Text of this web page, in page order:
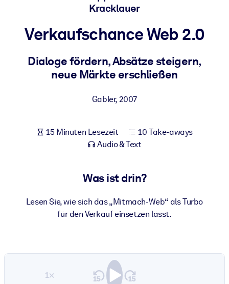
Gesundheit & Wohlbefinden
NACH SYSTEM
Für LMS/LXP
bessere Lernergebnisse.
Bereichern Sie Ihre Unternehmensbibliothek mit
vertrauenswürdigem, praxisnahem Business-Wissen.
Nutzen Sie verlässliches, strukturiertes Wissen, um die Ergebnisse
Kracklauer
Verkaufschance Web 2.0
Dialoge fördern, Absätze steigern,
neue Märkte erschließen
Gabler, 2007
15 Minuten Lesezeit
10 Take-aways
Audio & Text
Was ist drin?
Lesen Sie, wie sich das „Mitmach-Web“ als Turbo
für den Verkauf einsetzen lässt.
1×